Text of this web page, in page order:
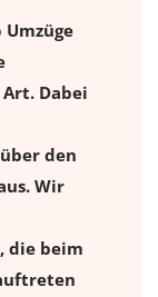
Umzüge
Dabei
den
Wir
die beim